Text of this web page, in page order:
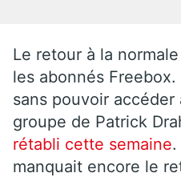
Le retour à la
les abonnés
sans pouvoir
groupe de Patrick
rétabli cette semaine.
manquait encore le